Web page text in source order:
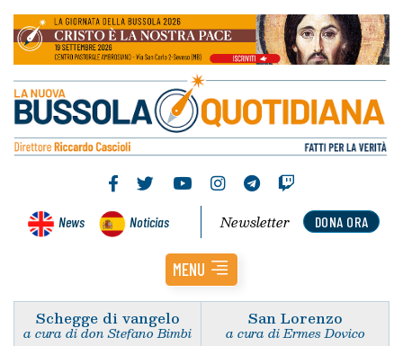
News Noticias DONA ORA
Newsletter
MENU
Schegge di vangelo
a cura di don Stefano Bimbi
San Lorenzo
a cura di Ermes Dovico